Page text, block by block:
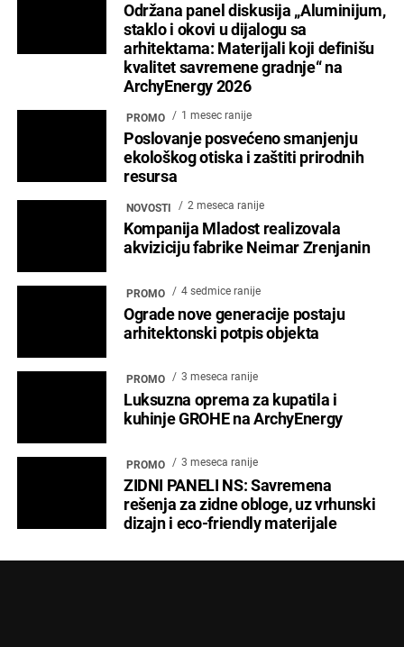
Održana panel diskusija „Aluminijum,
staklo i okovi u dijalogu sa
arhitektama: Materijali koji definišu
kvalitet savremene gradnje“ na
ArchyEnergy 2026
PROMO 1 mesec ranije
Poslovanje posvećeno smanjenju
ekološkog otiska i zaštiti prirodnih
resursa
NOVOSTI 2 meseca ranije
Kompanija Mladost realizovala
akviziciju fabrike Neimar Zrenjanin
PROMO 4 sedmice ranije
Ograde nove generacije postaju
arhitektonski potpis objekta
PROMO 3 meseca ranije
Luksuzna oprema za kupatila i
kuhinje GROHE na ArchyEnergy
PROMO 3 meseca ranije
ZIDNI PANELI NS: Savremena
rešenja za zidne obloge, uz vrhunski
dizajn i eco-friendly materijale